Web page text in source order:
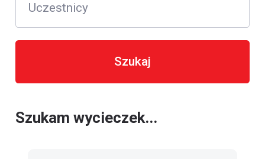
Uczestnicy
Szukaj
Szukam wycieczek...